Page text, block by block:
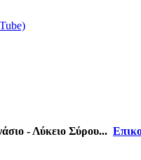
- Λύκειο Σύρου...